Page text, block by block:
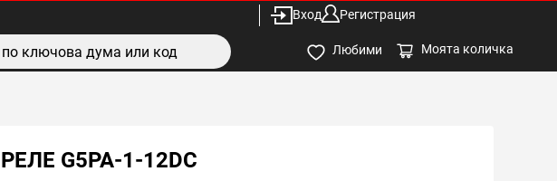
Вход Регистрация
Любими Моята количка
РЕЛЕ G5PA-1-12DC